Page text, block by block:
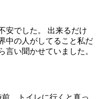
安でした。 出来るだけ
中の人がしてること私だ
言い聞かせていました。
、トイレに行くと真っ